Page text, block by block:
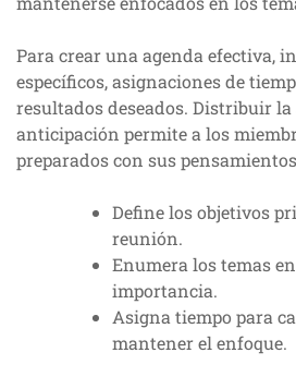
Para crear una agenda efectiva,
específicos, asignaciones de
resultados deseados. Distribuir la
anticipación permite a los
preparados con sus
Define los objetivos
reunión.
Enumera los temas
importancia.
Asigna tiempo para
mantener el enfoque.